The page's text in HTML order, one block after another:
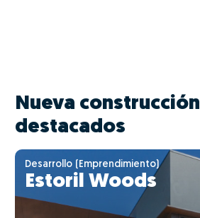
Nueva construcción
destacados
Desarrollo (Emprendimiento)
Estoril Woods